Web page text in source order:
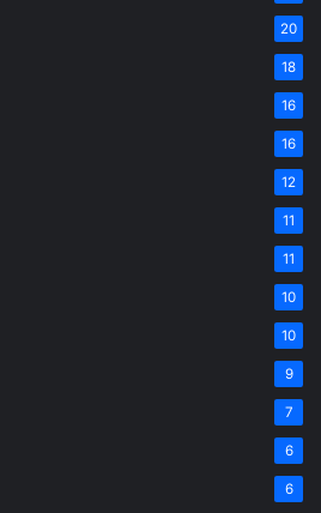
20
18
16
16
12
11
11
10
10
9
7
6
6